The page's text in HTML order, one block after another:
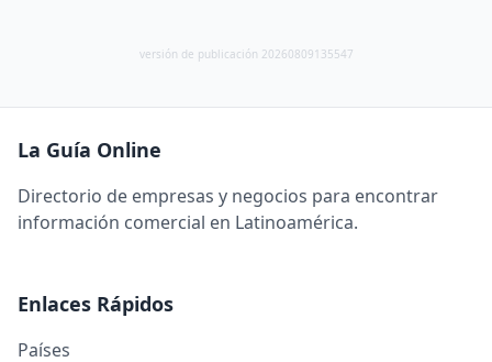
versión de publicación 20260809135547
La Guía Online
Directorio de empresas y negocios para encontrar
información comercial en Latinoamérica.
Enlaces Rápidos
Países